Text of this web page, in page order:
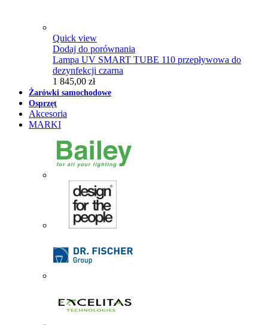
Quick view
Dodaj do porównania
Lampa UV SMART TUBE 110 przepływowa do
dezynfekcji czarna
1 845,00 zł
Żarówki samochodowe
Osprzęt
Akcesoria
MARKI